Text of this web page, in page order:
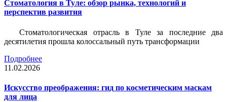
Стоматология в Туле: обзор рынка, технологий и
перспектив развития
Стоматологическая отрасль в Туле за последние два
десятилетия прошла колоссальный путь трансформации
Подробнее
11.02.2026
Искусство преображения: гид по косметическим маскам
для лица